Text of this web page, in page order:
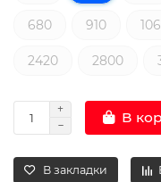
680 910
2420 2800
В
В закладки